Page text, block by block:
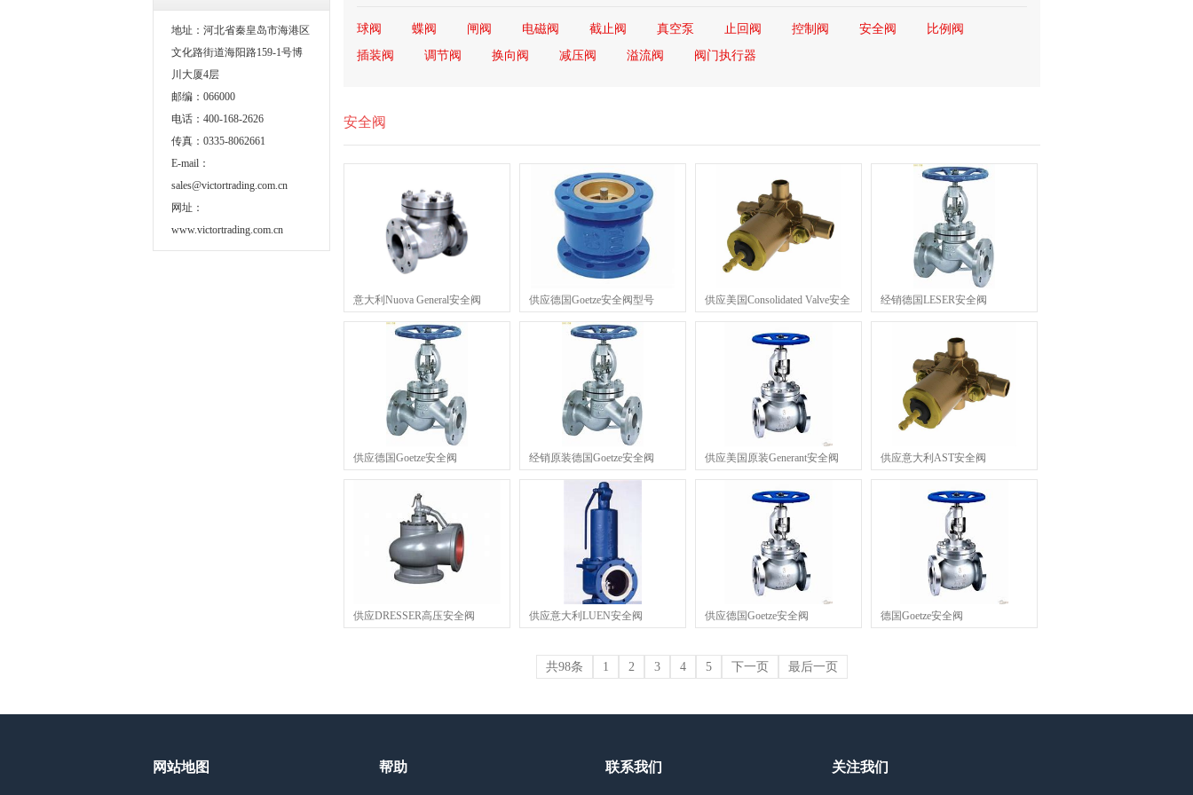
地址：河北省秦皇岛市海港区
文化路街道海阳路159-1号博
川大厦4层
邮编：066000
电话：400-168-2626
传真：0335-8062661
E-mail：
sales@victortrading.com.cn
网址：
www.victortrading.com.cn
球阀 蝶阀 闸阀 电磁阀 截止阀 真空泵 止回阀 控制阀 安全阀
比例阀
插装阀
调节阀 换向阀 减压阀 溢流阀 阀门执行器
安全阀
意大利Nuova General安全阀 供应德国Goetze安全阀型号
供应美国Consolidated Valve安全
阀
经销德国LESER安全阀
供应德国Goetze安全阀 经销原装德国Goetze安全阀 供应美国原装Generant安全阀 供应意大利AST安全阀
供应DRESSER高压安全阀 供应意大利LUEN安全阀 供应德国Goetze安全阀 德国Goetze安全阀
共98条 1 2 3 4 5 下一页 最后一页
网站地图 帮助 联系我们 关注我们